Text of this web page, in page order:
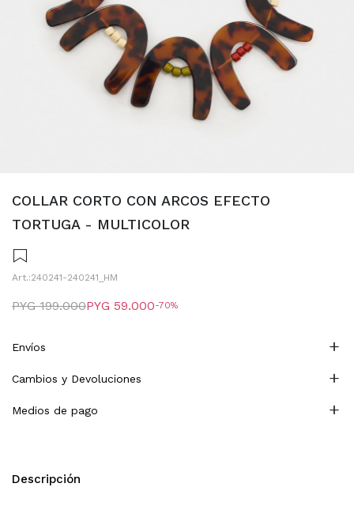
COLLAR CORTO CON ARCOS EFECTO
TORTUGA - MULTICOLOR
240241-240241_HM
PYG 59.000
PYG 199.000 70
Envíos
Cambios y Devoluciones
Medios de pago
Descripción